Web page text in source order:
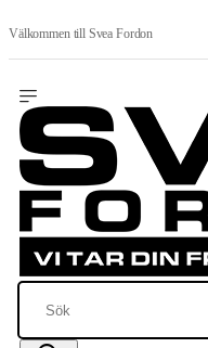
Välkommen till Svea Fordon